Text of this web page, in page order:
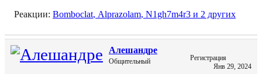
Реакции: Bomboclat, Alprazolam, N1gh7m4r3 и 2 других
Алешандре
Общительный
Регистрация
Янв 29, 2024